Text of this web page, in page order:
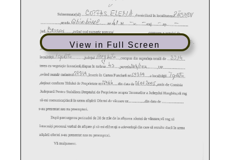
View in Full Screen